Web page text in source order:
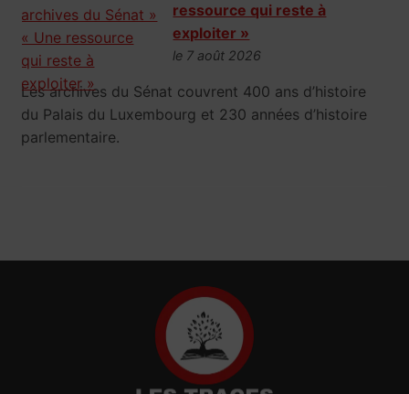
ressource qui reste à
exploiter »
le 7 août 2026
Les archives du Sénat couvrent 400 ans d’histoire
du Palais du Luxembourg et 230 années d’histoire
parlementaire.